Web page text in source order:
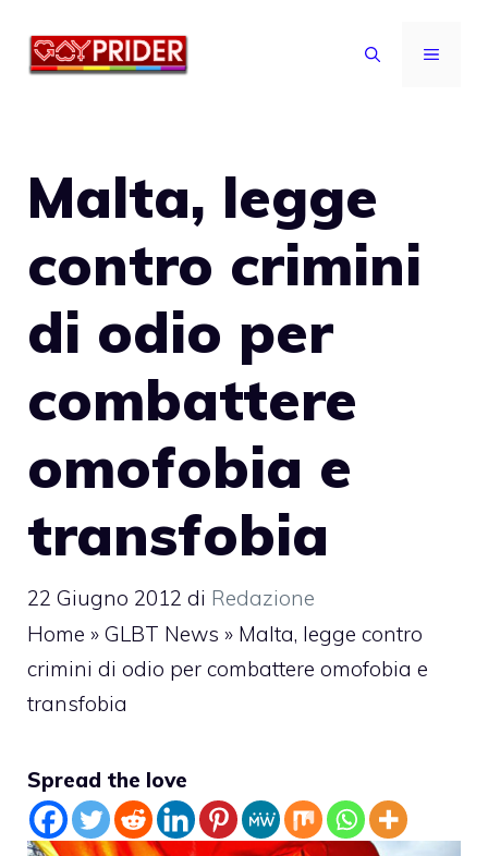
MENU
Malta, legge
contro crimini
di odio per
combattere
omofobia e
transfobia
22 Giugno 2012 di Redazione
Home » GLBT News » Malta, legge contro
crimini di odio per combattere omofobia e
transfobia
Spread the love